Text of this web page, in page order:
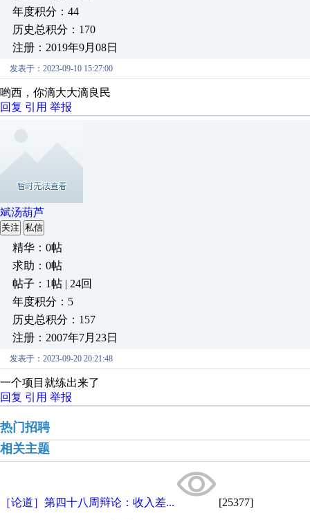
年度积分：44
历史总积分：170
注册：2019年9月08日
发表于：2023-09-10 15:27:00
哟西，你滴大大滴良民
回复 引用 举报
斌汤葫芦
关注 私信
精华：0帖
求助：0帖
帖子：1帖 | 24回
年度积分：5
历史总积分：157
注册：2007年7月23日
发表于：2023-09-20 20:21:48
一个项目就练出来了
回复 引用 举报
热门招聘
相关主题
［论道］第四十八周辩论：收入差... [25377]